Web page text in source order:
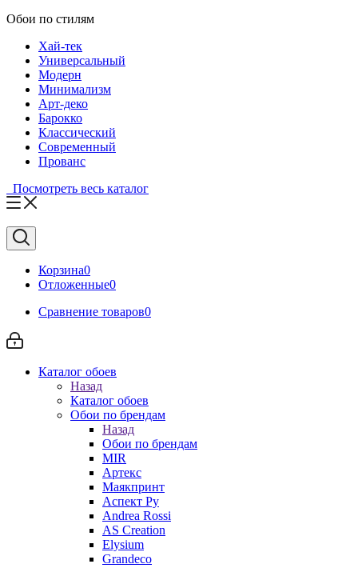
Обои по стилям
Хай-тек
Универсальный
Модерн
Минимализм
Арт-деко
Барокко
Классический
Современный
Прованс
Посмотреть весь каталог
Корзина0
Отложенные0
Сравнение товаров0
Каталог обоев
Назад
Каталог обоев
Обои по брендам
Назад
Обои по брендам
MIR
Артекс
Маякпринт
Аспект Ру
Andrea Rossi
AS Creation
Elysium
Grandeco